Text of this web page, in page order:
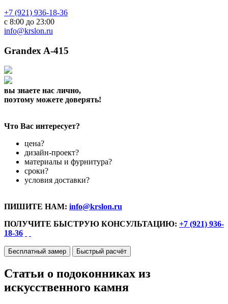
+7 (921) 936-18-36
с 8:00 до 23:00
info@krslon.ru
Grandex A-415
вы знаете нас лично,
поэтому можете доверять!
Что Вас интересует?
цена?
дизайн-проект?
материалы и фурнитура?
сроки?
условия доставки?
ПИШИТЕ НАМ: info@krslon.ru
ПОЛУЧИТЕ БЫСТРУЮ КОНСУЛЬТАЦИЮ: +7 (921) 936-
18-36
Бесплатный замер Быстрый расчёт
Статьи о подоконниках из
искусственного камня